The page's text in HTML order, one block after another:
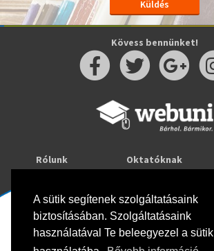
A sütik segítenek szolgáltatásaink
biztosításában. Szolgáltatásaink
használatával Te beleegyezel a sütik
Kövess bennünket!
Rólunk
Oktatóknak
Webuni Stúdió
Info
Adatkezelési tájékoztató
ÁSZF